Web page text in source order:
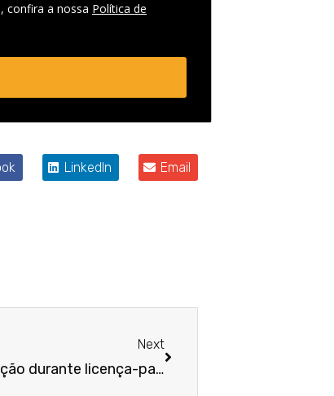
confira a nossa Política de
LinkedIn Email
Next
Empresa deve indenizar por ligação durante licença-paternidade para repreender por suposta falta funcional